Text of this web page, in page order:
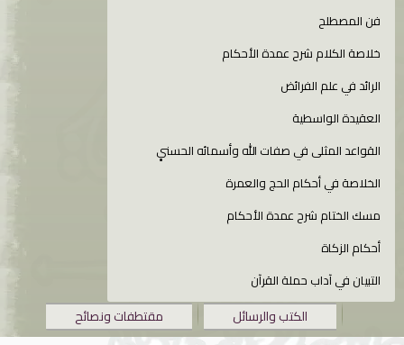
فن المصطلح
خلاصة الكلام شرح عمدة الأحكام
الرائد في علم الفرائض
العقيدة الواسطية
القواعد المثلى في صفات الله وأسمائه الحسنىِِِ
الخلاصة في أحكام الحج والعمرة
مسك الختام شرح عمدة الأحكام
أحكام الزكاة
التبيان في آداب حملة القرآن
الكتب والرسائل مقتطفات ونصائح